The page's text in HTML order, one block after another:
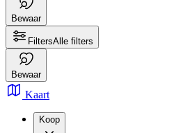
Bewaar
FiltersAlle filters
Bewaar
Kaart
Koop